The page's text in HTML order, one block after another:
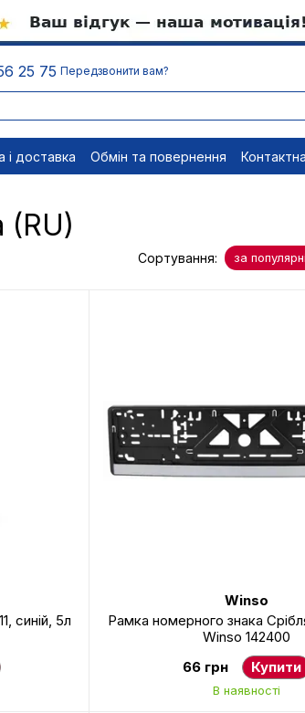
25 75 Передзвонити вам?
і доставка Обмін та повернення
Сортування: за
синій, 5л
Winso
Рамка номерного знака
Winso 142400
66 грн
Купити
В наявності